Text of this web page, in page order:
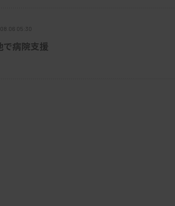
05:30
で病院支援